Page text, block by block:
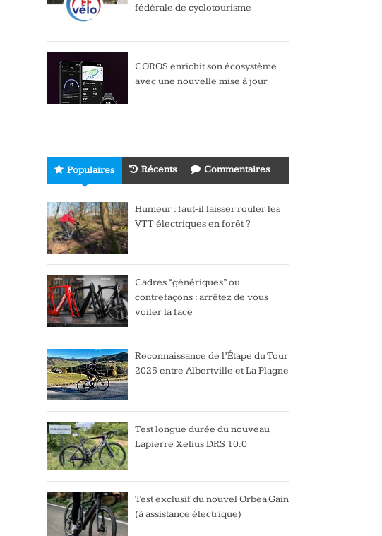
fédérale de cyclotourisme
COROS enrichit son écosystème
avec une nouvelle mise à jour
Populaires Récents Commentaires
Humeur : faut-il laisser rouler les
VTT électriques en forêt ?
Cadres “génériques” ou
contrefaçons : arrêtez de vous
voiler la face
Reconnaissance de l’Étape du Tour
2025 entre Albertville et La Plagne
Test longue durée du nouveau
Lapierre Xelius DRS 10.0
Test exclusif du nouvel Orbea Gain
(à assistance électrique)